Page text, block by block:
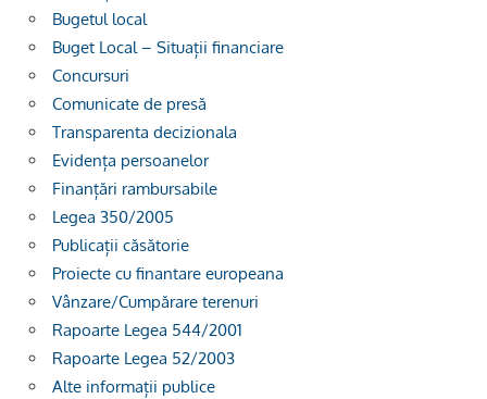
Bugetul local
Buget Local – Situații financiare
Concursuri
Comunicate de presă
Transparenta decizionala
Evidența persoanelor
Finanțări rambursabile
Legea 350/2005
Publicații căsătorie
Proiecte cu finantare europeana
Vânzare/Cumpărare terenuri
Rapoarte Legea 544/2001
Rapoarte Legea 52/2003
Alte informații publice